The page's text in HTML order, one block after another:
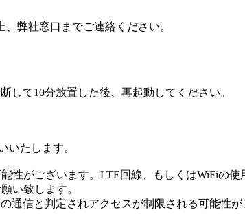
弊社窓口までご連絡ください。
して10分放置した後、再起動してください。
いたします。
性がございます。LTE回線、もしくはWiFiの使
い致します。
通信と判定されアクセスが制限される可能性が